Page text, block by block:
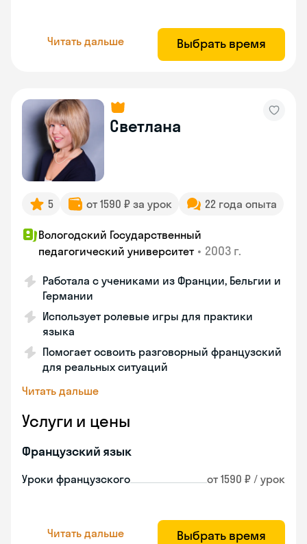
Читать дальше Выбрать время
Светлана
5 от 1590 ₽ за урок 22 года опыта
Вологодский Государственный
педагогический университет • 2003 г.
Работала с учениками из Франции, Бельгии и
Германии
Использует ролевые игры для практики
языка
Помогает освоить разговорный французский
для реальных ситуаций
Читать дальше
Услуги и цены
Французский язык
Уроки французского от 1590 ₽ / урок
Читать дальше Выбрать время